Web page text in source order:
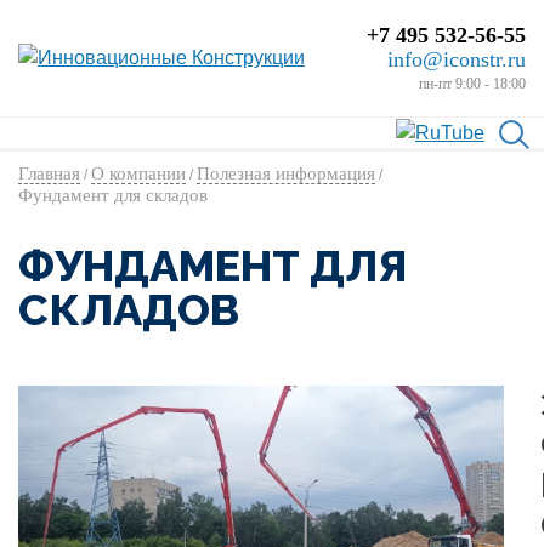
+7 495 532-56-55
info@iconstr.ru
пн-пт 9:00 - 18:00
Главная / О компании / Полезная информация /
Фундамент для складов
ФУНДАМЕНТ ДЛЯ
СКЛАДОВ